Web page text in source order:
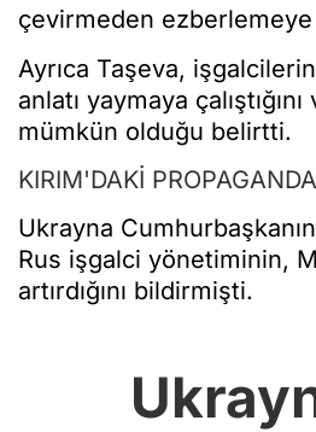
çevirmeden
Ayrıca Taşeva,
anlatı yaymaya
mümkün olduğu belirtti.
KIRIM'DAKİ
Ukrayna
Rus işgalci yönetiminin,
artırdığını bildirmişti.